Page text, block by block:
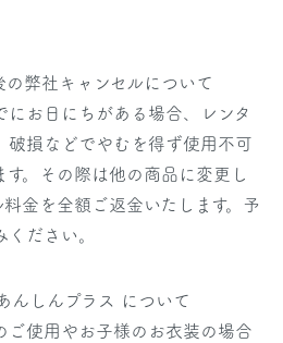
弊社キャンセルについて
にお日にちがある場合、レンタ
破損などでやむを得ず使用不可
。その際は他の商品に変更し
金を全額ご返金いたします。予
ださい。
んしんプラス について
ご使用やお子様のお衣装の場合